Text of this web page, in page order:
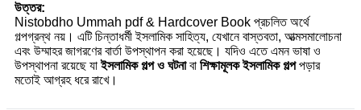
উত্তর:
Nistobdho Ummah pdf & Hardcover Book প্রচলিত অর্থে
গল্পগ্রন্থ নয়। এটি চিন্তাধর্মী ইসলামিক সাহিত্য, যেখানে বাস্তবতা, আত্মসমালোচনা
এবং উম্মাহর জাগরণের বার্তা উপস্থাপন করা হয়েছে। যদিও এতে এমন ভাষা ও
উপস্থাপনা রয়েছে যাইসলামিক গল্প ও ঘটনাবা শিক্ষামূলক ইসলামিক গল্পপড়ার
মতোই আগ্রহ ধরে রাখে।